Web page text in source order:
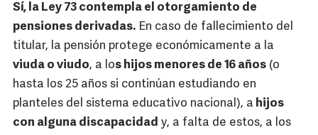
Sí, la Ley 73 contempla el otorgamiento de
pensiones derivadas. En caso de fallecimiento del
titular, la pensión protege económicamente a la
viuda o viudo, a los hijos menores de 16 años (o
hasta los 25 años si continúan estudiando en
planteles del sistema educativo nacional), a hijos
con alguna discapacidad y, a falta de estos, a los